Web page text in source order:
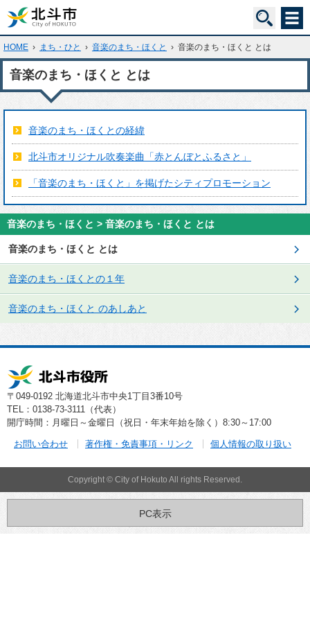
HOME › まち・ひと › 音楽のまち・ほくと › 音楽のまち・ほくと とは
音楽のまち・ほくと とは
音楽のまち・ほくとの経緯
北斗市オリジナル吹奏楽曲「赤とんぼとふるさと」
「音楽のまち・ほくと」を掲げたシティプロモーション
音楽のまち・ほくと > 音楽のまち・ほくと とは
音楽のまち・ほくと とは
音楽のまち・ほくとの１年
音楽のまち・ほくと のあしあと
〒049-0192 北海道北斗市中央1丁目3番10号
TEL：0138-73-3111（代表）
開庁時間：月曜日～金曜日（祝日・年末年始を除く）8:30～17:00
お問い合わせ 著作権・免責事項・リンク 個人情報の取り扱い
Copyright © City of Hokuto All rights Reserved.
PC表示